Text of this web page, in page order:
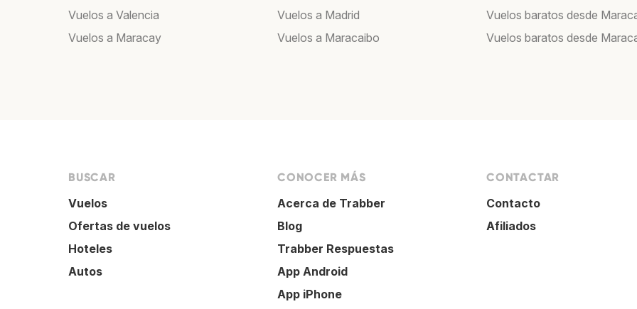
Vuelos a Valencia
Vuelos a Maracay
Vuelos a Madrid
Vuelos a Maracaibo
Vuelos baratos desde
Vuelos baratos desde
BUSCAR
Vuelos
Ofertas de vuelos
Hoteles
Autos
CONOCER MÁS
Acerca de Trabber
Blog
Trabber Respuestas
App Android
App iPhone
CONTACTAR
Contacto
Afiliados